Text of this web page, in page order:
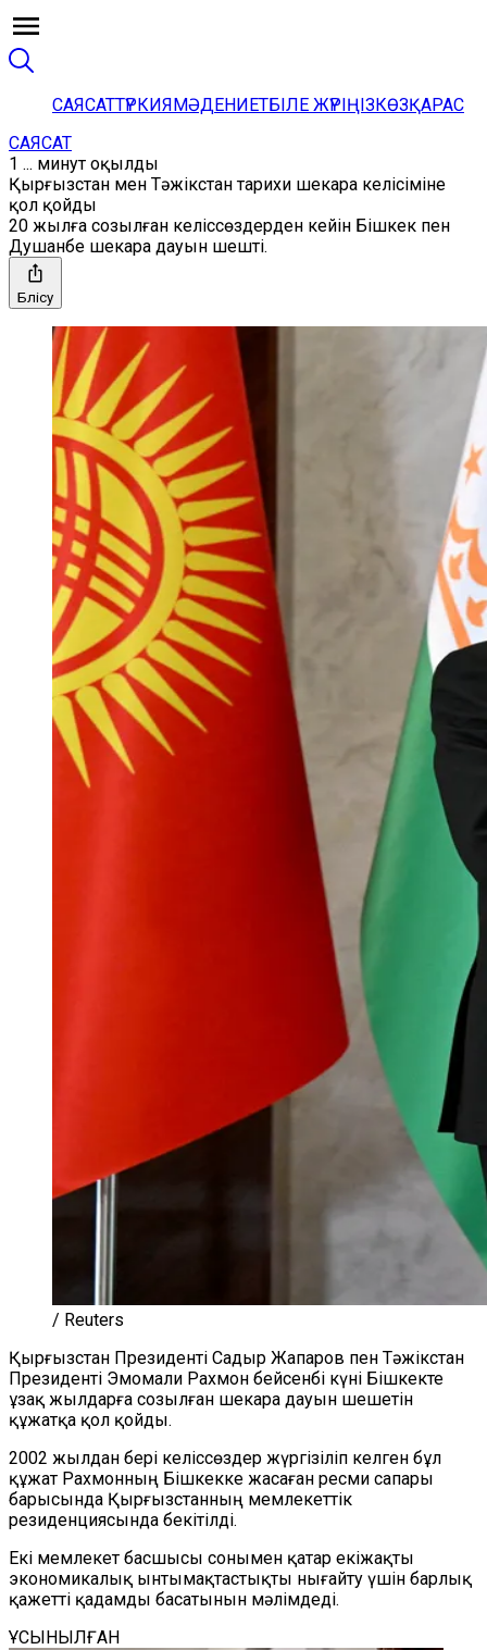
САЯСАТТҮРКИЯМӘДЕНИЕТБІЛЕ ЖҮРІҢІЗКӨЗҚАРАС
САЯСАТ
1 ... минут оқылды
Қырғызстан мен Тәжікстан тарихи шекара келісіміне
қол қойды
20 жылға созылған келіссөздерден кейін Бішкек пен
Душанбе шекара дауын шешті.
Бөлісу
/ Reuters
Қырғызстан Президенті Садыр Жапаров пен Тәжікстан
Президенті Эмомали Рахмон бейсенбі күні Бішкекте
ұзақ жылдарға созылған шекара дауын шешетін
құжатқа қол қойды.
2002 жылдан бері келіссөздер жүргізіліп келген бұл
құжат Рахмонның Бішкекке жасаған ресми сапары
барысында Қырғызстанның мемлекеттік
резиденциясында бекітілді.
Екі мемлекет басшысы сонымен қатар екіжақты
экономикалық ынтымақтастықты нығайту үшін барлық
қажетті қадамды басатынын мәлімдеді.
ҰСЫНЫЛҒАН